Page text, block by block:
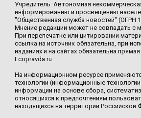
Учредитель: Автономная
информированию и просвещению
"Общественная служба новостей" (ОГРН
Мнение редакции может не совпадать с
При перепечатке или цитировании
ссылка на источник обязательна, при
изданиях и на сайтах обязательна
Ecopravda.ru.
На информационном ресурсе
технологии (информационные
информации на основе сбора,
относящихся к предпочтениям
находящихся на территории Российской